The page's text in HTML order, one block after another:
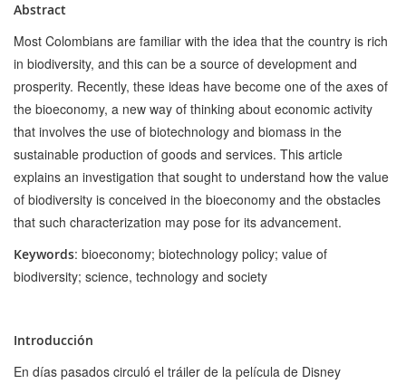
Abstract
Most Colombians are familiar with the idea that the country is rich
in biodiversity, and this can be a source of development and
prosperity. Recently, these ideas have become one of the axes of
the bioeconomy, a new way of thinking about economic activity
that involves the use of biotechnology and biomass in the
sustainable production of goods and services. This article
explains an investigation that sought to understand how the value
of biodiversity is conceived in the bioeconomy and the obstacles
that such characterization may pose for its advancement.
Keywords: bioeconomy; biotechnology policy; value of
biodiversity; science, technology and society
Introducción
En días pasados circuló el tráiler de la película de Disney